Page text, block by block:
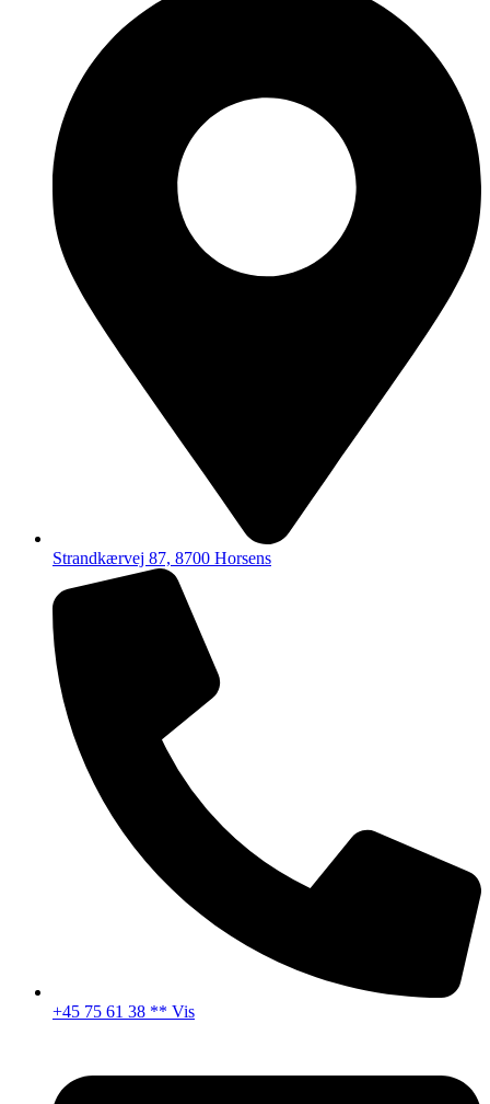
Strandkærvej 87, 8700 Horsens
+45 75 61 38 ** Vis